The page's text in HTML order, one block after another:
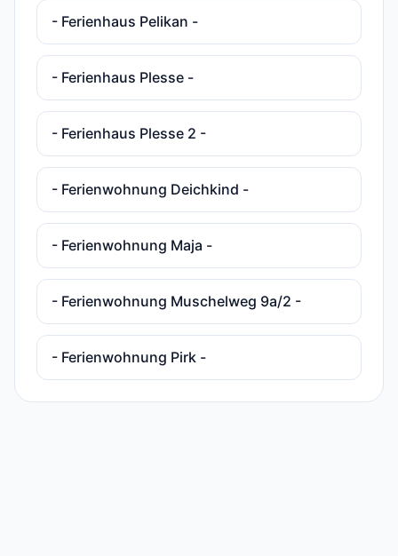
- Ferienhaus Pelikan -
- Ferienhaus Plesse -
- Ferienhaus Plesse 2 -
- Ferienwohnung Deichkind -
- Ferienwohnung Maja -
- Ferienwohnung Muschelweg 9a/2 -
- Ferienwohnung Pirk -